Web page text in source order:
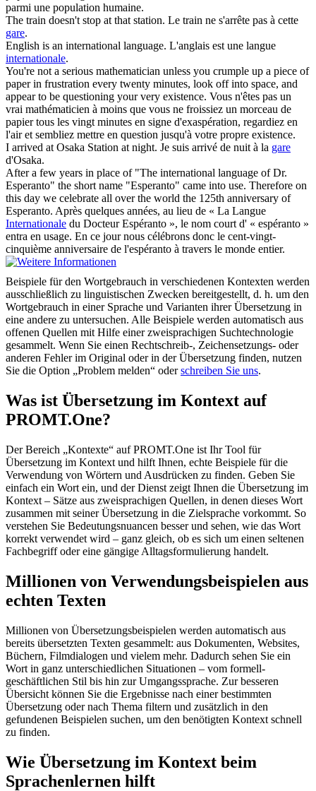
parmi une population humaine.
The train doesn't stop at thatstation. Le train ne s'arrête pas à cette
gare.
English is an international language. L'anglais est une langue
internationale.
You're not a serious mathematician unless you crumple up a piece of
paper in frustration every twenty minutes, look off into space, and
appear to be questioning your very existence. Vous n'êtes pas un
vrai mathématicien à moins que vous ne froissiez un morceau de
papier tous les vingt minutes en signe d'exaspération, regardiez en
l'air et sembliez mettre en question jusqu'à votre propre existence.
I arrived at Osaka Station at night. Je suis arrivé de nuit à la gare
d'Osaka.
After a few years in place of "The international language of Dr.
Esperanto" the short name "Esperanto" came into use. Therefore on
this day we celebrate all over the world the 125th anniversary of
Esperanto. Après quelques années, au lieu de « La Langue
Internationale du Docteur Espéranto », le nom court d' « espéranto »
entra en usage. En ce jour nous célébrons donc le cent-vingt-
cinquième anniversaire de l'espéranto à travers le monde entier.
Beispiele für den Wortgebrauch in verschiedenen Kontexten werden
ausschließlich zu linguistischen Zwecken bereitgestellt, d. h. um den
Wortgebrauch in einer Sprache und Varianten ihrer Übersetzung in
eine andere zu untersuchen. Alle Beispiele werden automatisch aus
offenen Quellen mit Hilfe einer zweisprachigen Suchtechnologie
gesammelt. Wenn Sie einen Rechtschreib-, Zeichensetzungs- oder
anderen Fehler im Original oder in der Übersetzung finden, nutzen
Sie die Option „Problem melden“ oderschreiben Sie uns.
Was ist Übersetzung im Kontext auf
PROMT.One?
Der Bereich „Kontexte“ auf PROMT.One ist Ihr Tool für
Übersetzung im Kontext und hilft Ihnen, echte Beispiele für die
Verwendung von Wörtern und Ausdrücken zu finden. Geben Sie
einfach ein Wort ein, und der Dienst zeigt Ihnen die Übersetzung im
Kontext – Sätze aus zweisprachigen Quellen, in denen dieses Wort
zusammen mit seiner Übersetzung in die Zielsprache vorkommt. So
verstehen Sie Bedeutungsnuancen besser und sehen, wie das Wort
korrekt verwendet wird – ganz gleich, ob es sich um einen seltenen
Fachbegriff oder eine gängige Alltagsformulierung handelt.
Millionen von Verwendungsbeispielen aus
echten Texten
Millionen von Übersetzungsbeispielen werden automatisch aus
bereits übersetzten Texten gesammelt: aus Dokumenten, Websites,
Büchern, Filmdialogen und vielem mehr. Dadurch sehen Sie ein
Wort in ganz unterschiedlichen Situationen – vom formell-
geschäftlichen Stil bis hin zur Umgangssprache. Zur besseren
Übersicht können Sie die Ergebnisse nach einer bestimmten
Übersetzung oder nach Thema filtern und zusätzlich in den
gefundenen Beispielen suchen, um den benötigten Kontext schnell
zu finden.
Wie Übersetzung im Kontext beim
Sprachenlernen hilft